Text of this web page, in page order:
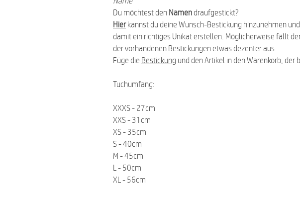
Du möchtest den Namen draufgestickt?
Hierkannst du deine Wunsch-Bestickung hinzunehmen
damit ein richtiges Unikat erstellen. Möglicherweise fällt
der vorhandenen Bestickungen etwas dezenter aus.
Füge die Bestickung und den Artikel in den Warenkorb, der
Tuchumfang:
XXXS - 27cm
XXS - 31cm
XS - 35cm
S - 40cm
M - 45cm
L - 50cm
XL - 56cm